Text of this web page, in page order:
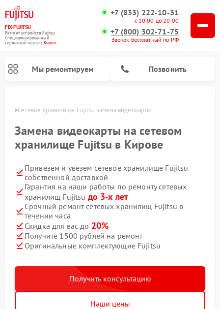
FIX-FUJITSU
Ремонт устройств Fujitsu
Специализированный
cервисный центр г.Киров
+7 (833) 222-10-31
с 10:00 до 20:00
+7 (800) 302-71-75
Звонок бесплатный по РФ
Мы ремонтируем Позвонить
Сетевое хранилище Fujitsu замена видеокарты
Замена видеокарты на сетевом
хранилище Fujitsu в Кирове
Привезем и увезем сетевое хранилище Fujitsu
собственной доставкой
Гарантия на наши работы по ремонту сетевых
хранилищ Fujitsu до 3-х лет
Срочный ремонт сетевых хранилищ Fujitsu в
течении часа
Скидка для вас до 20%
Получите 1500 рублей на ремонт
Оригинальные комплектующие Fujitsu
Получить консультацию
Наши цены